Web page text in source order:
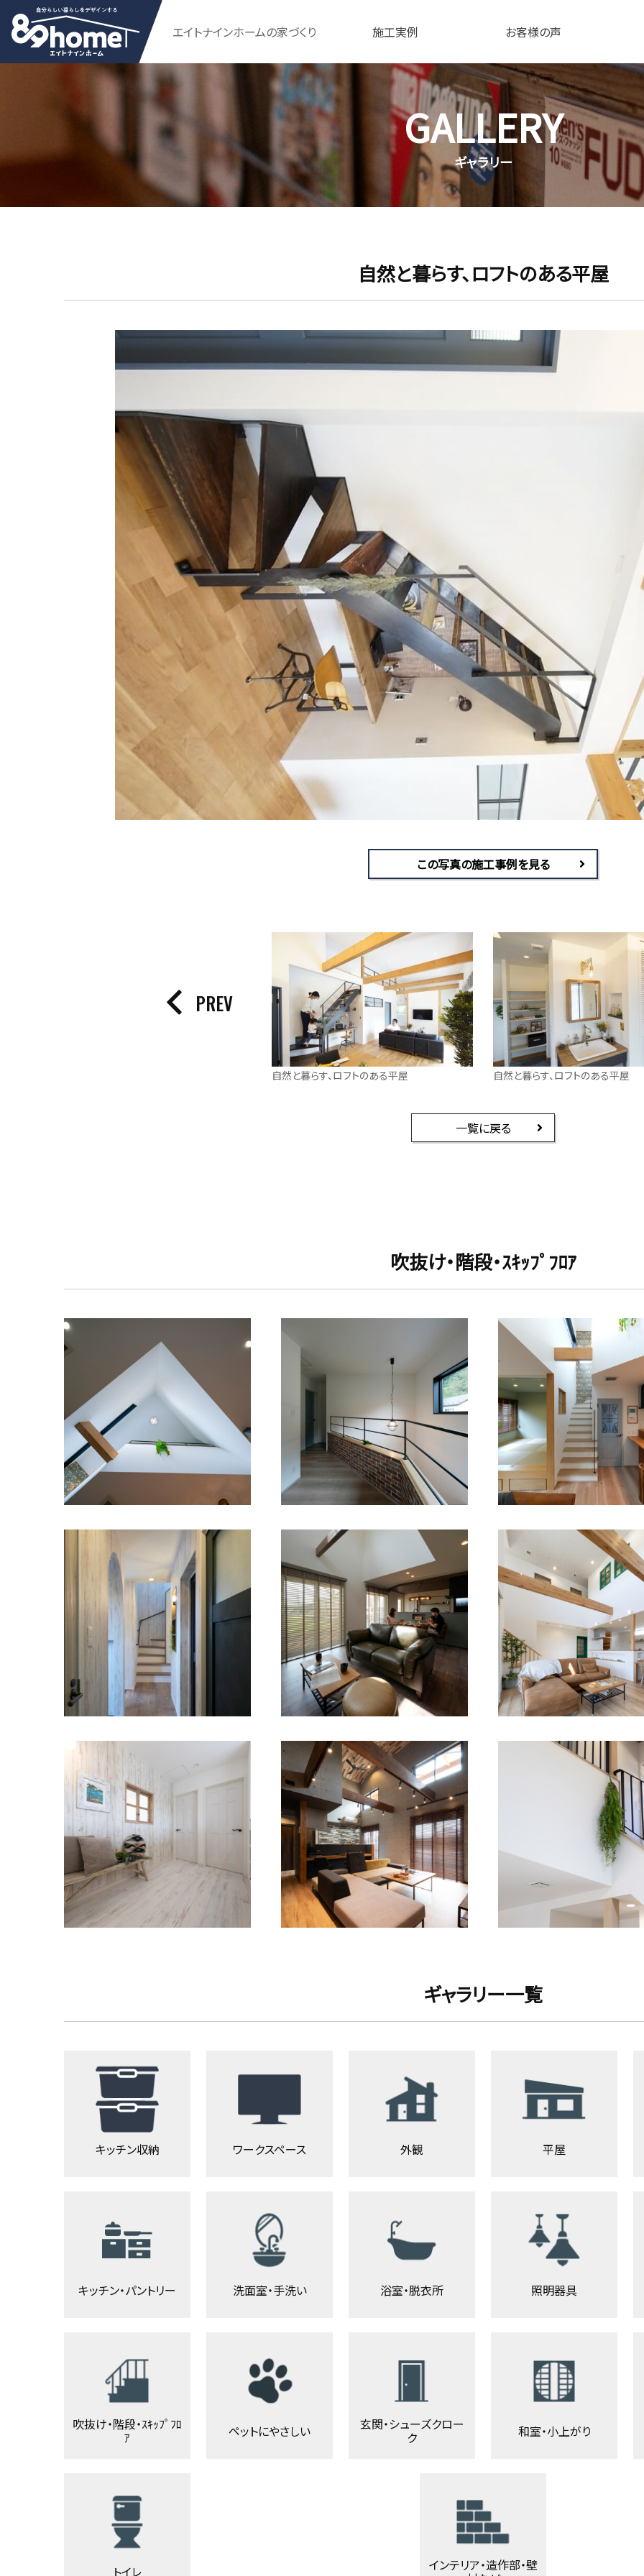
エイトナインホームの家づくり 施工実例 お客様の声
GALLERY
ギャラリー
自然と暮らす、ロフトのある平屋
この写真の施工事例を見る
自然と暮らす、ロフトのある平屋
PREV
自然と暮らす、ロフトのある平屋
一覧に戻る
吹抜け・階段・ｽｷｯﾌﾟﾌﾛｱ
ギャラリー一覧
キッチン収納 ワークスペース 外観 平屋
キッチン・パントリー 洗面室・手洗い 浴室・脱衣所 照明器具
吹抜け・階段・ｽｷｯﾌﾟﾌﾛ
ｱ ペットにやさしい 玄関・シューズクロー
ク 和室・小上がり
トイレ インテリア・造作部・壁